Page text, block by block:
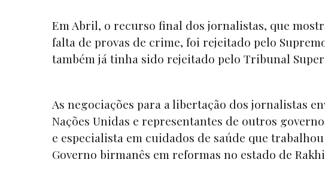
Em Abril, o recurso final dos jornalistas, que
falta de provas de crime, foi rejeitado pelo
também já tinha sido rejeitado pelo Tribunal
As negociações para a libertação dos jornalistas
Nações Unidas e representantes de outros
e especialista em cuidados de saúde que
Governo birmanês em reformas no estado de